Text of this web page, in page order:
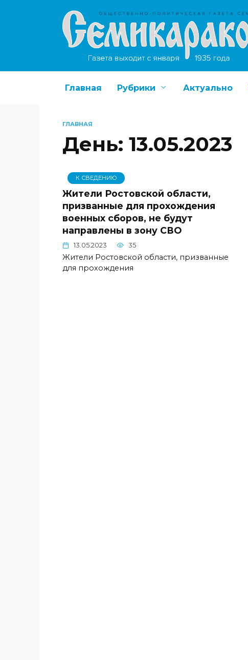
Главная Рубрики Актуально
ГЛАВНАЯ
День: 13.05.2023
К СВЕДЕНИЮ
Жители Ростовской области,
призванные для прохождения
военных сборов, не будут
направлены в зону СВО
13.05.2023 35
Жители Ростовской области, призванные
для прохождения